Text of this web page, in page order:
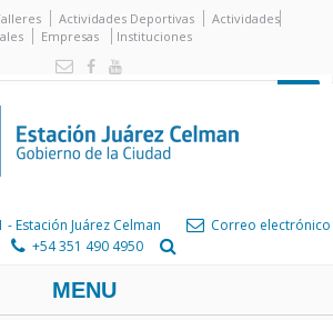
Actividades Deportivas
Actividades
Empresas Instituciones
Estación Juárez Celman
Correo electrónico
+54 351 490 4950
MENU